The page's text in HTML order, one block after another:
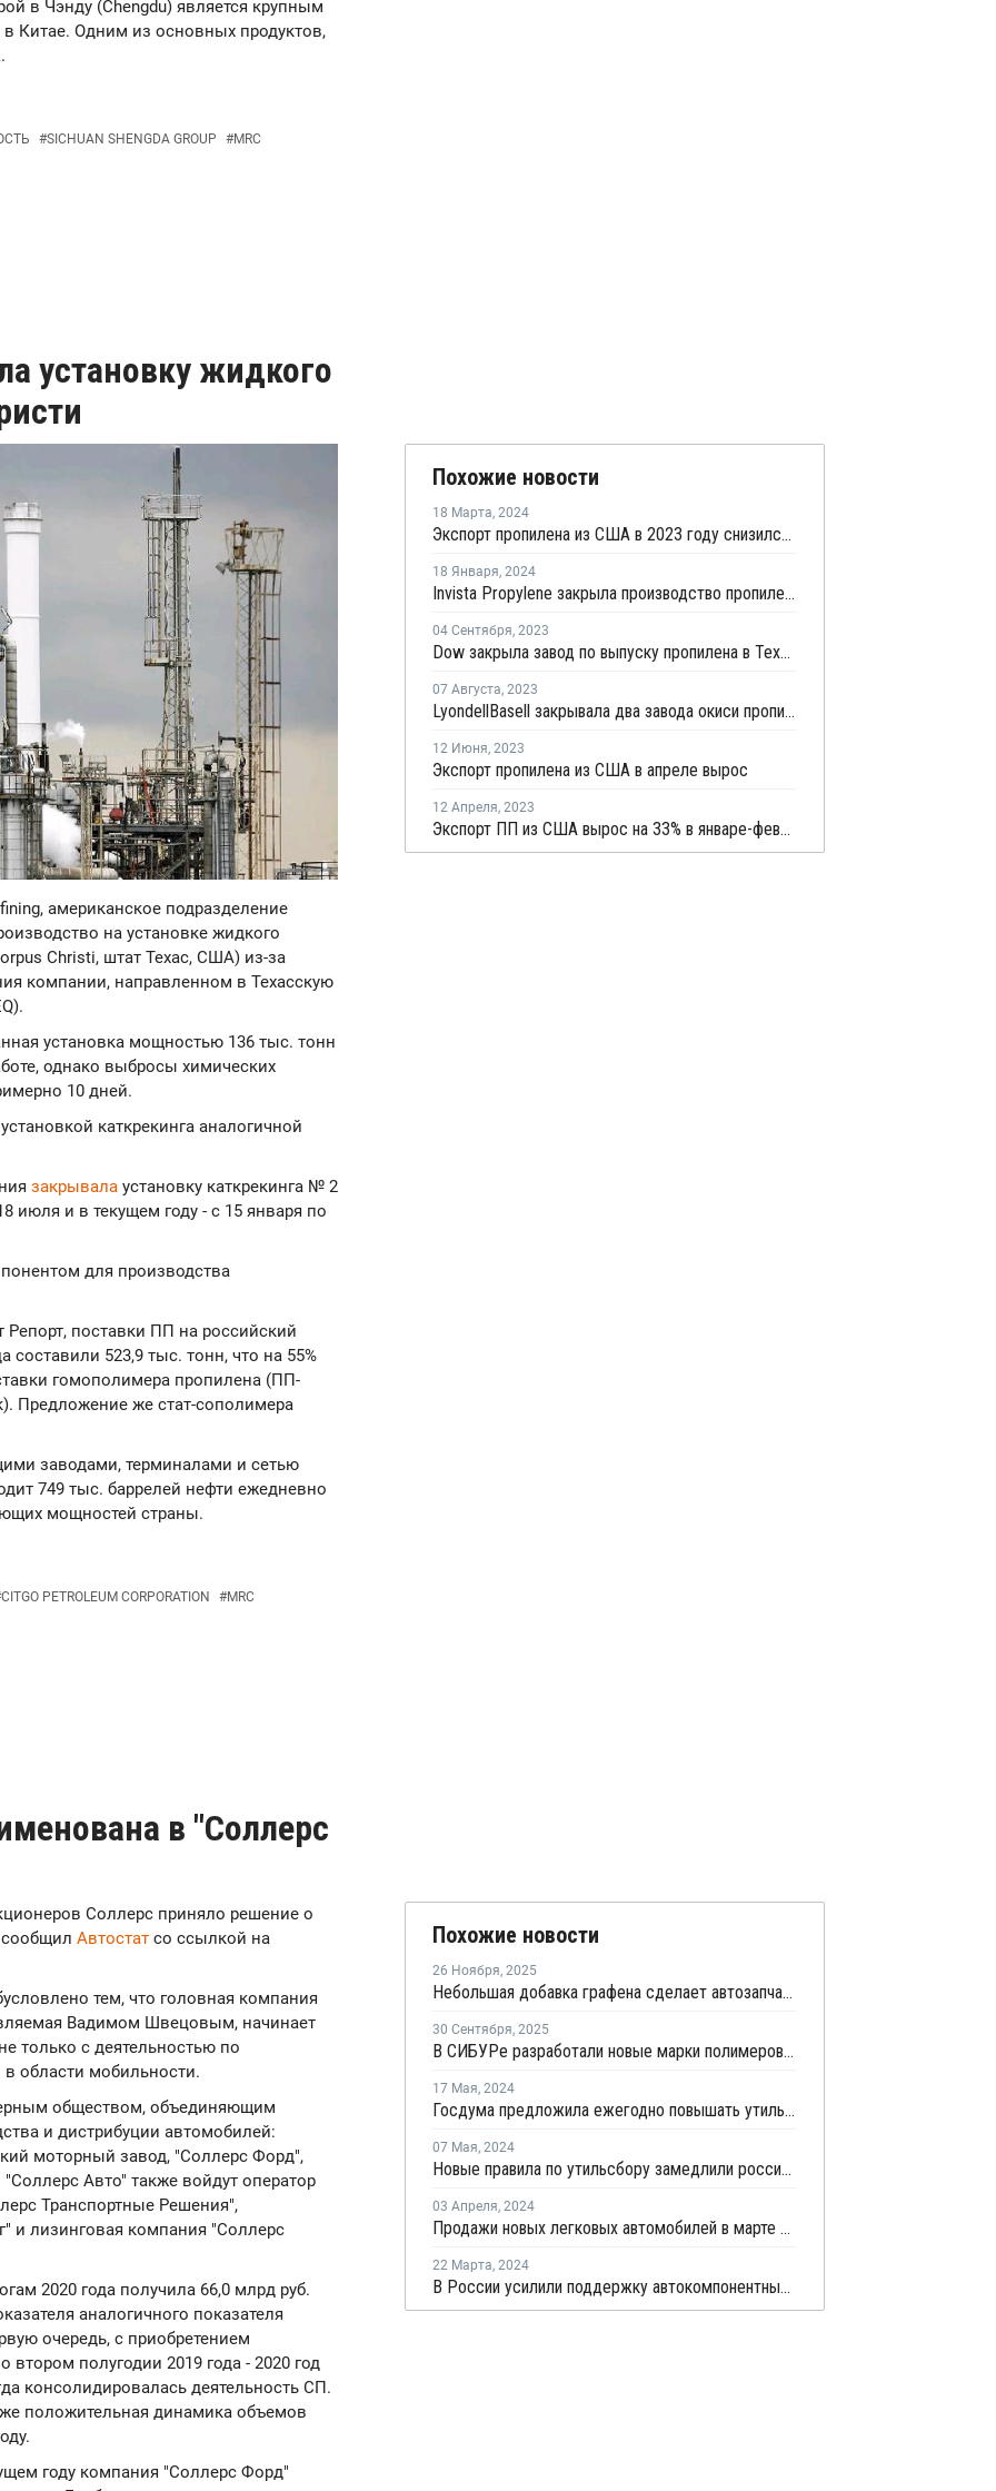
в Чэнду (Chengdu) является крупным
Китае. Одним из основных продуктов,
#SICHUAN SHENGDA GROUP #MRC
установку жидкого
американское подразделение
на установке жидкого
Christi, штат Техас, США) из-за
компании, направленном в Техасскую
установка мощностью 136 тыс. тонн
однако выбросы химических
10 дней.
каткрекинга аналогичной
закрывала установку каткрекинга № 2
июля и в текущем году - с 15 января по
для производства
поставки ПП на российский
523,9 тыс. тонн, что на 55%
гомополимера пропилена (ПП-
Предложение же стат-сополимера
заводами, терминалами и сетью
749 тыс. баррелей нефти ежедневно
мощностей страны.
CITGO PETROLEUM CORPORATION #MRC
Похожие новости
18 Марта, 2024
Экспорт пропилена из США в 2023 году снизился на 3%
18 Января, 2024
Invista Propylene закрыла производство пропилена в Техасе
04 Сентября, 2023
Dow закрыла завод по выпуску пропилена в Техасе на ремонт
07 Августа, 2023
LyondellBasell закрывала два завода окиси пропилена и стирола в США и Европе на ремонт в июле-августе
12 Июня, 2023
Экспорт пропилена из США в апреле вырос
12 Апреля, 2023
Экспорт ПП из США вырос на 33% в январе-феврале
в "Соллерс
Соллерс приняло решение о
Автостат со ссылкой на
тем, что головная компания
Вадимом Швецовым, начинает
только с деятельностью по
области мобильности.
обществом, объединяющим
и дистрибуции автомобилей:
моторный завод, "Соллерс Форд",
Авто" также войдут оператор
Транспортные Решения",
и лизинговая компания "Соллерс
2020 года получила 66,0 млрд руб.
аналогичного показателя
очередь, с приобретением
полугодии 2019 года - 2020 год
консолидировалась деятельность СП.
положительная динамика объемов
году компания "Соллерс Форд"
Похожие новости
26 Ноября, 2025
Небольшая добавка графена сделает автозапчасти на 20 % прочнее и на 18 % легче
30 Сентября, 2025
В СИБУРе разработали новые марки полимеров повышенной прочности
17 Мая, 2024
Госдума предложила ежегодно повышать утильсбор на все автомобили
07 Мая, 2024
Новые правила по утильсбору замедлили российский авторынок в апреле
03 Апреля, 2024
Продажи новых легковых автомобилей в марте вернулись на докризисный уровень
22 Марта, 2024
В России усилили поддержку автокомпонентных производств деньгами ФРП